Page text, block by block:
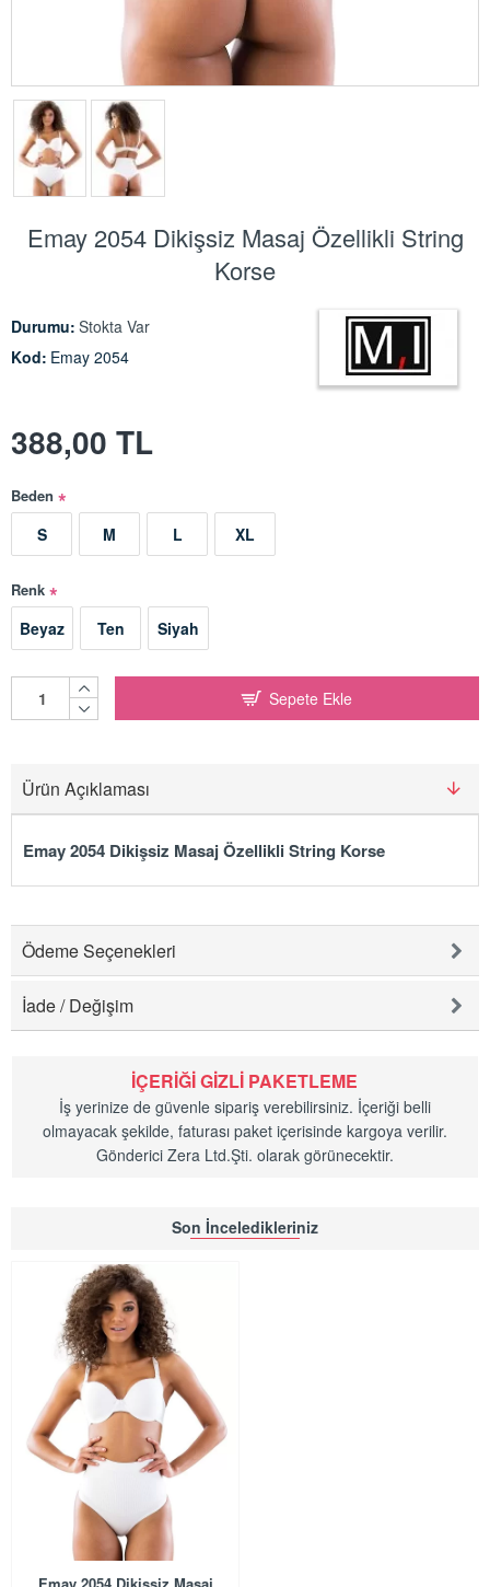
Emay 2054 Dikişsiz Masaj Özellikli String
Korse
388,00 TL
Durumu: Stokta Var
Kod: Emay 2054
Beden
S M L XL
Renk
Beyaz Ten Siyah
Sepete Ekle
Ürün Açıklaması
Emay 2054 Dikişsiz Masaj Özellikli String Korse
Ödeme Seçenekleri
İade / Değişim
İÇERIĞI GIZLI PAKETLEME
İş yerinize de güvenle sipariş verebilirsiniz. İçeriği belli
olmayacak şekilde, faturası paket içerisinde kargoya verilir.
Gönderici Zera Ltd.Şti. olarak görünecektir.
Son İnceledikleriniz